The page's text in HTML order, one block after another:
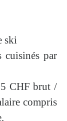
ski
cuisinés par
CHF brut /
compris